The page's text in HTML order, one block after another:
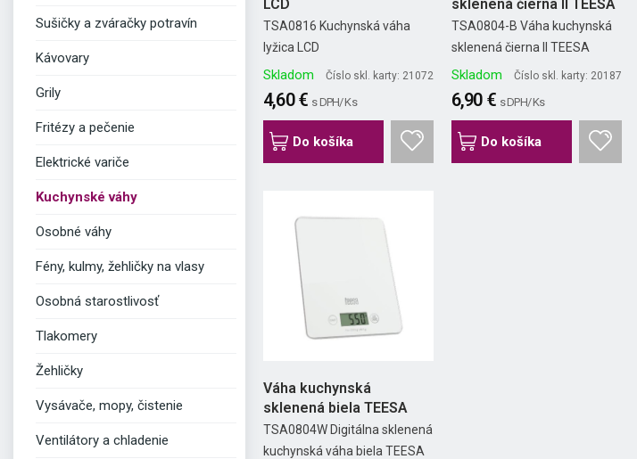
Sušičky a zváračky potravín
Kávovary
Grily
Fritézy a pečenie
Elektrické variče
Kuchynské váhy
Osobné váhy
Fény, kulmy, žehličky na vlasy
Osobná starostlivosť
Tlakomery
Žehličky
Vysávače, mopy, čistenie
Ventilátory a chladenie
LCD
TSA0816 Kuchynská váha
lyžica LCD
Skladom Číslo skl. karty: 21072
4,60 € s DPH/ Ks
Do košíka
sklenená čierna II TEESA
TSA0804-B Váha kuchynská
sklenená čierna II TEESA
Skladom Číslo skl. karty: 20187
6,90 € s DPH/ Ks
Do košíka
Váha kuchynská
sklenená biela TEESA
TSA0804W Digitálna sklenená
kuchynská váha biela TEESA